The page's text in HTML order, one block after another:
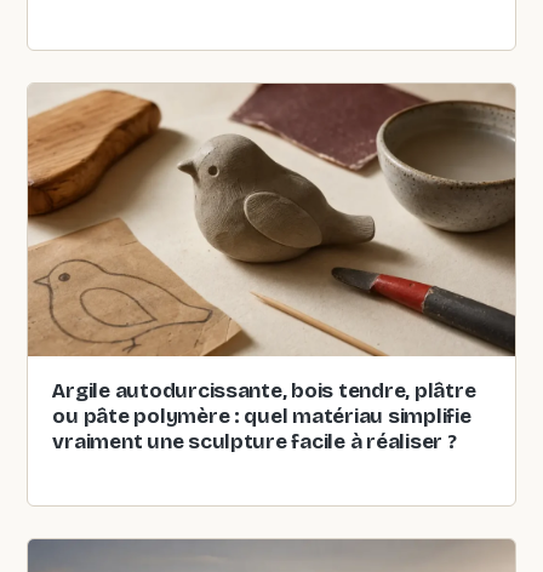
Argile autodurcissante, bois tendre, plâtre
ou pâte polymère : quel matériau simplifie
vraiment une sculpture facile à réaliser ?